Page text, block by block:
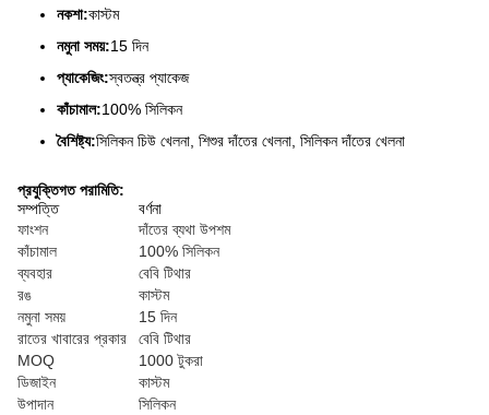
নকশা:কাস্টম
নমুনা সময়:15 দিন
প্যাকেজিং:স্বতন্ত্র প্যাকেজ
কাঁচামাল:100% সিলিকন
বৈশিষ্ট্য:সিলিকন চিউ খেলনা, শিশুর দাঁতের খেলনা, সিলিকন দাঁতের খেলনা
প্রযুক্তিগত পরামিতি:
সম্পত্তি
বর্ণনা
ফাংশন
দাঁতের ব্যথা উপশম
কাঁচামাল
100% সিলিকন
ব্যবহার
বেবি টিথার
রঙ
কাস্টম
নমুনা সময়
15 দিন
রাতের খাবারের প্রকার
বেবি টিথার
MOQ
1000 টুকরা
ডিজাইন
কাস্টম
উপাদান
সিলিকন